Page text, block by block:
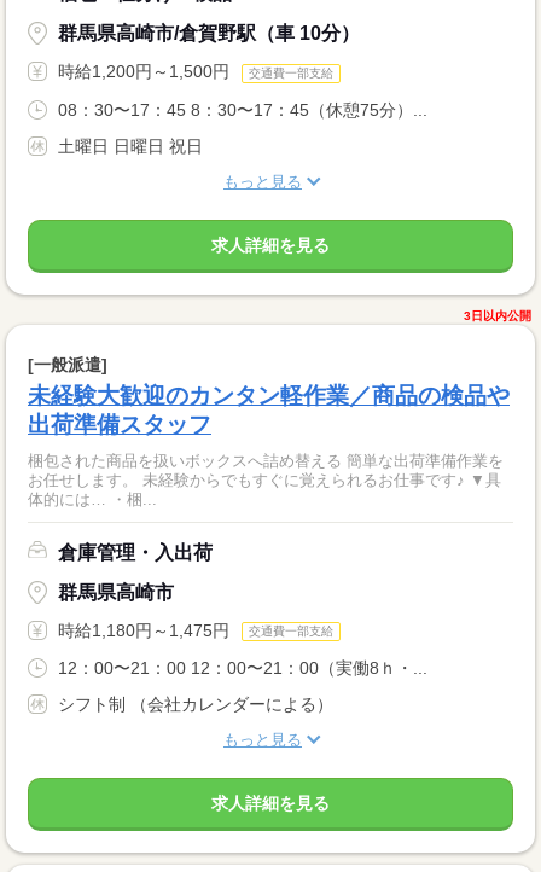
群馬県高崎市/倉賀野駅（車 10分）
時給1,200円～1,500円 交通費一部支給
08：30〜17：45 8：30〜17：45（休憩75分）...
土曜日 日曜日 祝日
もっと見る
求人詳細を見る
3日以内公開
[一般派遣]
未経験大歓迎のカンタン軽作業／商品の検品や
出荷準備スタッフ
梱包された商品を扱いボックスへ詰め替える 簡単な出荷準備作業を
お任せします。 未経験からでもすぐに覚えられるお仕事です♪ ▼具
体的には… ・梱...
倉庫管理・入出荷
群馬県高崎市
時給1,180円～1,475円 交通費一部支給
12：00〜21：00 12：00〜21：00（実働8ｈ・...
シフト制 （会社カレンダーによる）
もっと見る
求人詳細を見る